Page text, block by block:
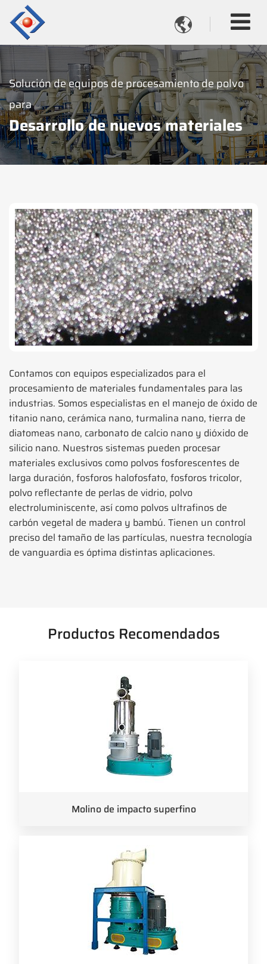

Solución de equipos de procesamiento de polvo
para
Desarrollo de nuevos materiales
Contamos con equipos especializados para el
procesamiento de materiales fundamentales para las
industrias. Somos especialistas en el manejo de óxido de
titanio nano, cerámica nano, turmalina nano, tierra de
diatomeas nano, carbonato de calcio nano y dióxido de
silicio nano. Nuestros sistemas pueden procesar
materiales exclusivos como polvos fosforescentes de
larga duración, fosforos halofosfato, fosforos tricolor,
polvo reflectante de perlas de vidrio, polvo
electroluminiscente, así como polvos ultrafinos de
carbón vegetal de madera y bambú. Tienen un control
preciso del tamaño de las partículas, nuestra tecnología
de vanguardia es óptima distintas aplicaciones.
Productos Recomendados
Molino de impacto superfino